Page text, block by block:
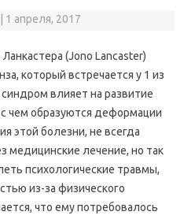
1 апреля, 2017
(Jono Lancaster)
который встречается у 1 из
влияет на развитие
с чем образуются деформации
этой болезни, не всегда
медицинские лечение, но так
психологические травмы,
из-за физического
что ему потребовалось